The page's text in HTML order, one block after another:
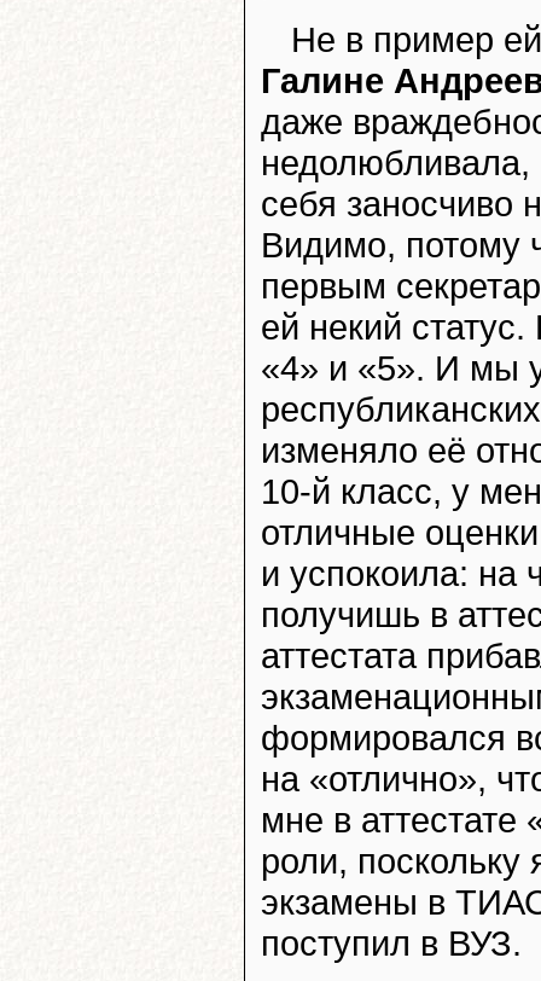
Не в пример
Галине
даже
недолюбливала,
себя заносчиво
Видимо, потому
первым
ей некий
«4» и «5». И мы
изменяло её
10-й класс, у
отличные
и успокоила: на
получишь в
аттестата
формировался
на «отлично»,
мне в аттестате
роли, поскольку
экзамены в
поступил в ВУЗ.